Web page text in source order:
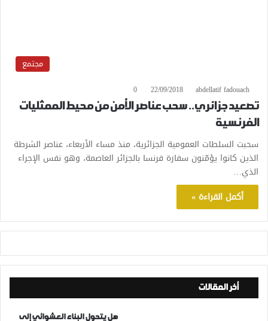
مجتمع
abdellatif fadouach
22/09/2018
0
تصعيد جزائري.. سحب عناصر الأمن من محيط الممثليات
الفرنسية
سحبت السلطات العمومية الجزائرية، منذ مساء الأربعاء، عناصر الشرطة
الذين كانوا يؤمّنون سفارة فرنسا بالجزائر العاصمة، وهو نفس الإجراء
الذي…
أكمل القراءة »
أخر المقالات
هل يتحول البناء العشوائي إلى